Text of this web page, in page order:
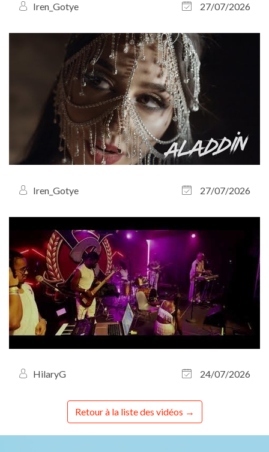
Iren_Gotye 27/07/2026
Iren_Gotye 27/07/2026
HilaryG 24/07/2026
Retour à la liste des vidéos